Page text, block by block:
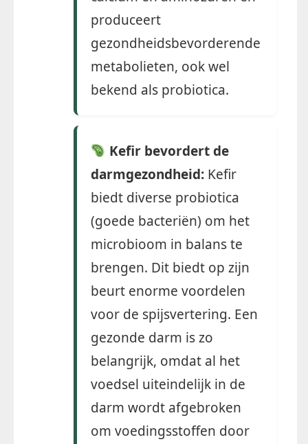
produceert
gezondheidsbevorderende
metabolieten, ook wel
bekend als probiotica.
Kefir bevordert de
darmgezondheid: Kefir
biedt diverse probiotica
(goede bacteriën) om het
microbioom in balans te
brengen. Dit biedt op zijn
beurt enorme voordelen
voor de spijsvertering. Een
gezonde darm is zo
belangrijk, omdat al het
voedsel uiteindelijk in de
darm wordt afgebroken
om voedingsstoffen door